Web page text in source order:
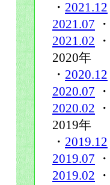
・ 2021.12
2021.07 ・
2021.02 ・
2020年
・ 2020.12
2020.07 ・
2020.02 ・
2019年
・ 2019.12
2019.07 ・
2019.02 ・